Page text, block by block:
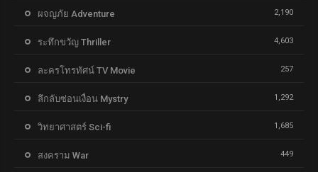
ผจญภัย Adventure 2,190
ระทึกขวัญ Thriller 4,603
ละครโทรทัศน์ TV Movie 257
ลึกลับซ่อนเงื่อน Mystry 1,292
วิทยาศาสตร์ Sci-fi 1,685
สงคราม War 449